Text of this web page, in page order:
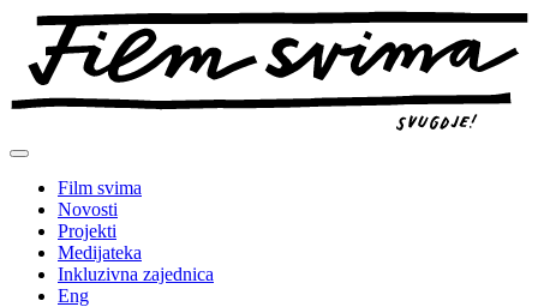
Preskoči
sadržaj
Film svima
Novosti
Projekti
Medijateka
Inkluzivna zajednica
Eng